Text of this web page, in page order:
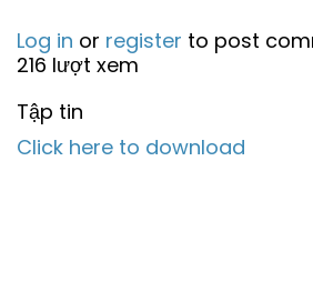
Log in or register to post
216 lượt xem
Tập tin
Click here to download